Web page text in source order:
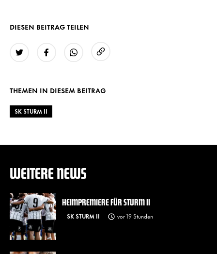
DIESEN BEITRAG TEILEN
THEMEN IN DIESEM BEITRAG
SK STURM II
WEITERE NEWS
HEIMPREMIERE FÜR STURM II
SK STURM II vor 19 Stunden